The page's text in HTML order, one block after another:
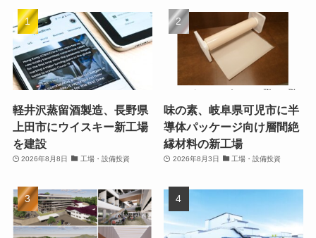
軽井沢蒸留酒製造、長野県
上田市にウイスキー新工場
を建設
2026年8月8日 工場・設備投資
味の素、岐阜県可児市に半
導体パッケージ向け層間絶
縁材料の新工場
2026年8月3日 工場・設備投資